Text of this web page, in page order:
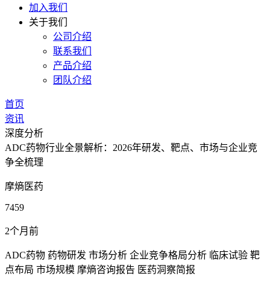
加入我们
关于我们
公司介绍
联系我们
产品介绍
团队介绍
首页
资讯
深度分析
ADC药物行业全景解析：2026年研发、靶点、市场与企业竞
争全梳理
摩熵医药
7459
2个月前
ADC药物 药物研发 市场分析 企业竞争格局分析 临床试验 靶
点布局 市场规模 摩熵咨询报告 医药洞察简报